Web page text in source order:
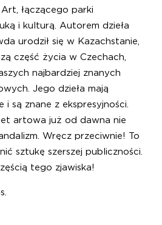
łączącego parki
i kulturą. Autorem dzieła
urodził się w Kazachstanie,
część życia w Czechach,
najbardziej znanych
Jego dzieła mają
i są znane z ekspresyjności.
artowa już od dawna nie
Wręcz przeciwnie! To
sztukę szerszej publiczności.
tego zjawiska!
.